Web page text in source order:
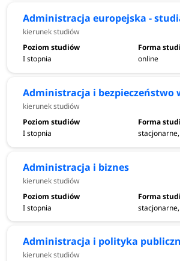
Administracja europejska -
kierunek studiów
I stopnia online
Administracja i bezpieczeństwo
kierunek studiów
I stopnia
Administracja i biznes
kierunek studiów
I stopnia
Administracja i polityka
kierunek studiów